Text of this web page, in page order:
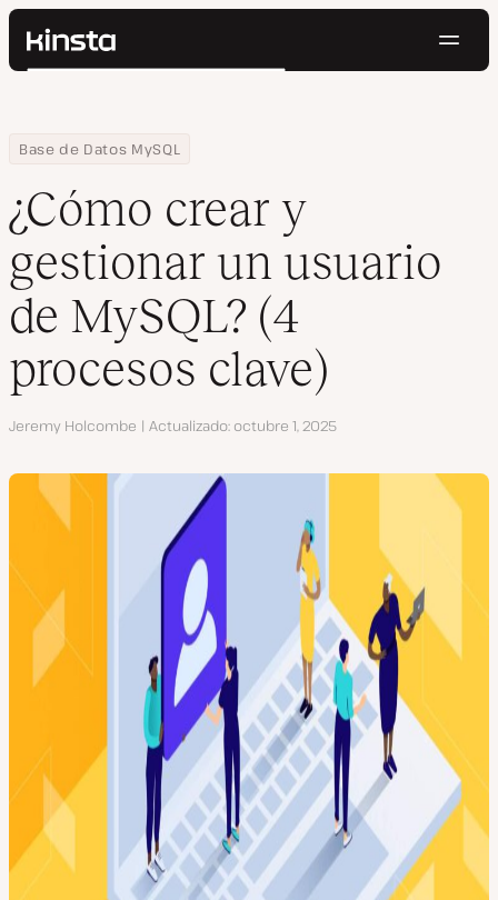
Kinsta®
Precios
Contacto
Buscar
Home
Centro de Recursos
Blog
Base de Datos MySQL
¿Cómo crear y gestionar un usuario de MySQL? (4 procesos
¿Cómo crear y
gestionar un usuario
de MySQL? (4
procesos clave)
Autor
Jeremy Holcombe Actualizado octubre 1, 2025